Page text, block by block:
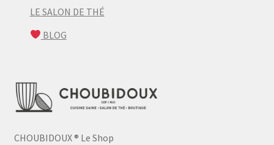
LE SALON DE THÉ
BLOG
CHOUBIDOUX® Le Shop